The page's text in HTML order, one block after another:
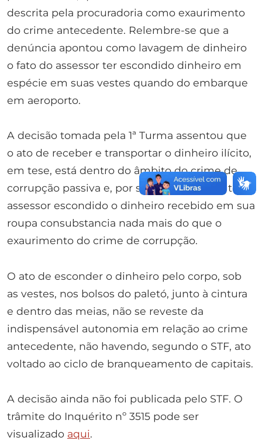
descrita pela procuradoria como exaurimento
do crime antecedente. Relembre-se que a
denúncia apontou como lavagem de dinheiro
o fato do assessor ter escondido dinheiro em
espécie em suas vestes quando do embarque
em aeroporto.
A decisão tomada pela 1ª Turma assentou que
o ato de receber e transportar o dinheiro ilícito,
em tese, está dentro do âmbito do crime de
corrupção passiva e, por sua vez, o fato de ter o
assessor escondido o dinheiro recebido em sua
roupa consubstancia nada mais do que o
exaurimento do crime de corrupção.
O ato de esconder o dinheiro pelo corpo, sob
as vestes, nos bolsos do paletó, junto à cintura
e dentro das meias, não se reveste da
indispensável autonomia em relação ao crime
antecedente, não havendo, segundo o STF, ato
voltado ao ciclo de branqueamento de capitais.
A decisão ainda não foi publicada pelo STF. O
trâmite do Inquérito nº 3515 pode ser
visualizado aqui.